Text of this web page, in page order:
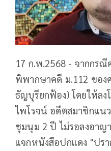
17 ก.พ.2568 - จากกร
พิพากษาคดี ม.112 ของ
ธัญบุรียกฟ้อง) โดยให้ลง
ไพโรจน์ อดีตสมาชิกแน
ชุมนุม 2 ปี ไม่รอลงอา
แจกหนังสือปกแดง "ปร